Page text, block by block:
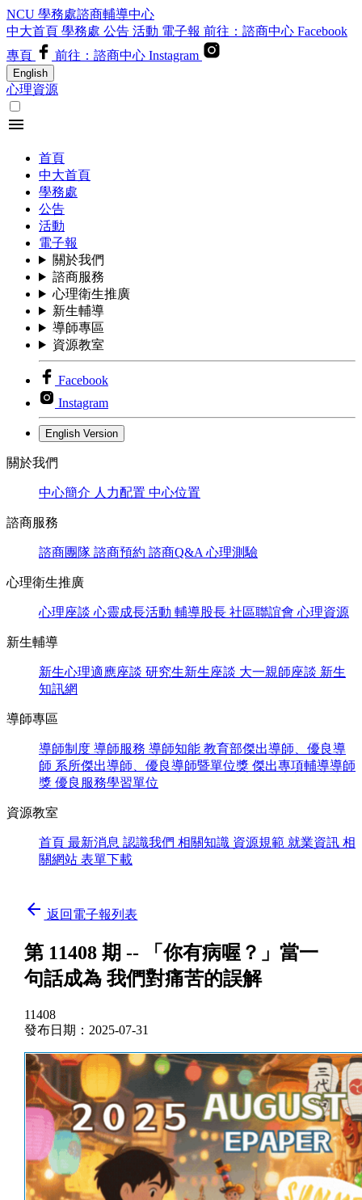
NCU 學務處諮商輔導中心
中大首頁 學務處 公告 活動 電子報 前往：諮商中心 Facebook
專頁
前往：諮商中心 Instagram
English
心理資源
menu
首頁
中大首頁
學務處
公告
活動
電子報
關於我們
諮商服務
心理衛生推廣
新生輔導
導師專區
資源教室
Facebook
Instagram
English Version
關於我們
中心簡介 人力配置 中心位置
諮商服務
諮商團隊 諮商預約 諮商Q&A 心理測驗
心理衛生推廣
心理座談 心靈成長活動 輔導股長 社區聯誼會 心理資源
新生輔導
新生心理適應座談 研究生新生座談 大一親師座談 新生
知訊網
導師專區
導師制度 導師服務 導師知能 教育部傑出導師、優良導
師 系所傑出導師、優良導師暨單位獎 傑出專項輔導導師
獎 優良服務學習單位
資源教室
首頁 最新消息 認識我們 相關知識 資源規範 就業資訊 相
關網站 表單下載
arrow_back 返回電子報列表
第 11408 期 -- 「你有病喔？」當一
句話成為 我們對痛苦的誤解
11408
發布日期：2025-07-31